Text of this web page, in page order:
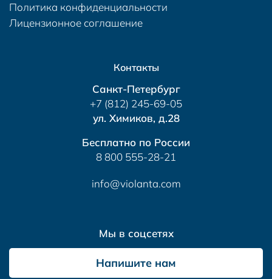
Политика конфиденциальности
Лицензионное соглашение
Контакты
Санкт-Петербург
+7 (812) 245-69-05
ул. Химиков, д.28
Бесплатно по России
8 800 555-28-21
info@violanta.com
Мы в соцсетях
Напишите нам